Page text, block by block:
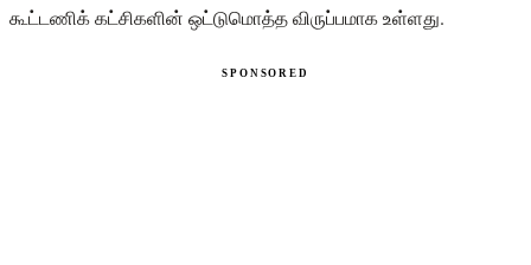
கூட்டணிக் கட்சிகளின் ஒட்டுமொத்த விருப்பமாக உள்ளது.